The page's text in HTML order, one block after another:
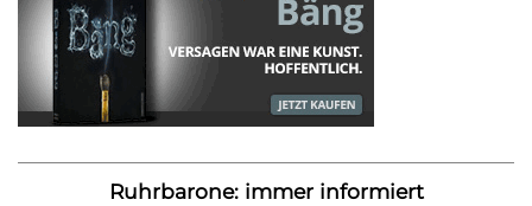
Ruhrbarone: immer informiert